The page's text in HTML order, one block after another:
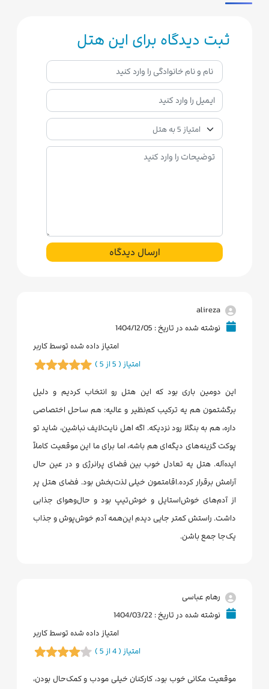
ثبت دیدگاه برای این هتل
ارسال دیدگاه
نوشته شده در تاریخ : 1404/12/05
امتیاز داده شده توسط کاربر
امتیاز ( 5 از 5 )
این دومین باری بود که این هتل رو انتخاب کردیم و دلیل
برگشتمون هم یه ترکیب کم‌نظیر و عالیه: هم ساحل اختصاصی
داره، هم به بنگلا رود نزدیکه. اگه اهل نایت‌لایف نباشین، شاید تو
پوکت گزینه‌های دیگه‌ای هم باشه، اما برای ما این موقعیت کاملاً
ایده‌آله. هتل یه تعادل خوب بین فضای پرانرژی و در عین حال
آرامش برقرار کرده.اقامتمون خیلی لذت‌بخش بود. فضای هتل پر
از آدم‌های خوش‌استایل و خوش‌تیپ بود و حال‌وهوای جذابی
داشت. راستش کمتر جایی دیدم این‌همه آدم خوش‌پوش و جذاب
یک‌جا جمع باشن.
رهام عباسی
نوشته شده در تاریخ : 1404/03/22
امتیاز داده شده توسط کاربر
امتیاز ( 4 از 5 )
موقعیت مکانی خوب بود، کارکنان خیلی مودب و کمک‌حال بودن،